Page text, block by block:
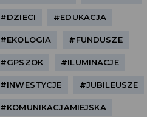
#DZIECI #EDUKACJA
#EKOLOGIA #FUNDUSZE
#GPSZOK #ILUMINACJE
#INWESTYCJE #JUBILEUSZE
#KOMUNIKACJAMIEJSKA